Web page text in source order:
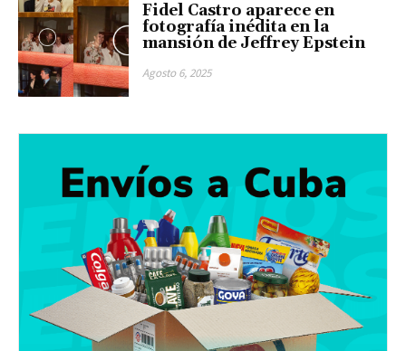
Fidel Castro aparece en
fotografía inédita en la
mansión de Jeffrey Epstein
Agosto 6, 2025